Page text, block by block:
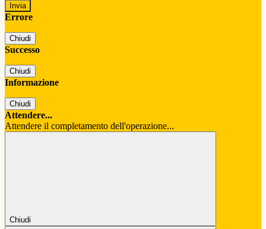
Errore
Chiudi
Successo
Chiudi
Informazione
Chiudi
Attendere...
Attendere il completamento dell'operazione...
Chiudi